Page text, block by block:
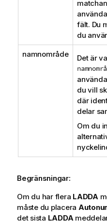
fält. Du
du
namnområde Det är
du vill
där
delar
Om du
Begränsningar:
Om du har flera LADDA
måste du placera
det sista LADDA